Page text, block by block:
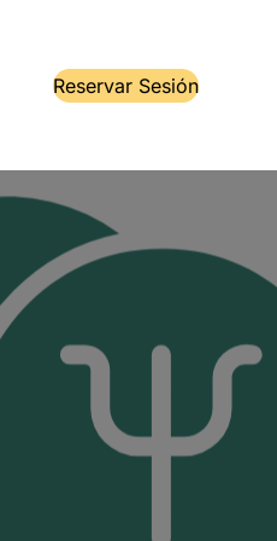
Reservar Sesión